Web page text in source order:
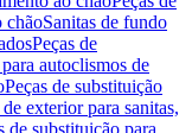
chãoSanitas de fundo
Peças de
autoclismos de
Peças de substituição
exterior para sanitas,
de substituição para